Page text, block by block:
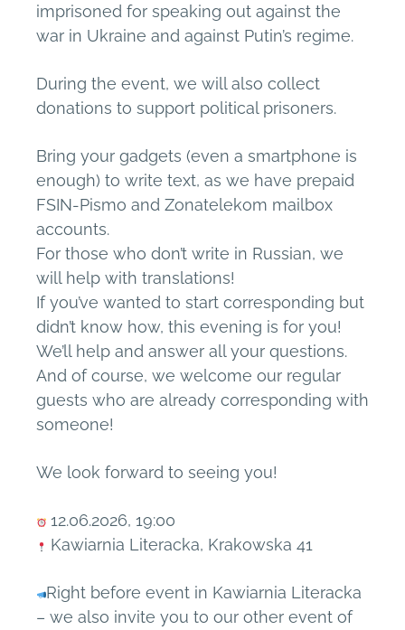
imprisoned for speaking out against the
war in Ukraine and against Putin’s regime.
During the event, we will also collect
donations to support political prisoners.
Bring your gadgets (even a smartphone is
enough) to write text, as we have prepaid
FSIN-Pismo and Zonatelekom mailbox
accounts.
For those who don’t write in Russian, we
will help with translations!
If you’ve wanted to start corresponding but
didn’t know how, this evening is for you!
We’ll help and answer all your questions.
And of course, we welcome our regular
guests who are already corresponding with
someone!
We look forward to seeing you!
12.06.2026, 19:00
Kawiarnia Literacka, Krakowska 41
Right before event in Kawiarnia Literacka
– we also invite you to our other event of